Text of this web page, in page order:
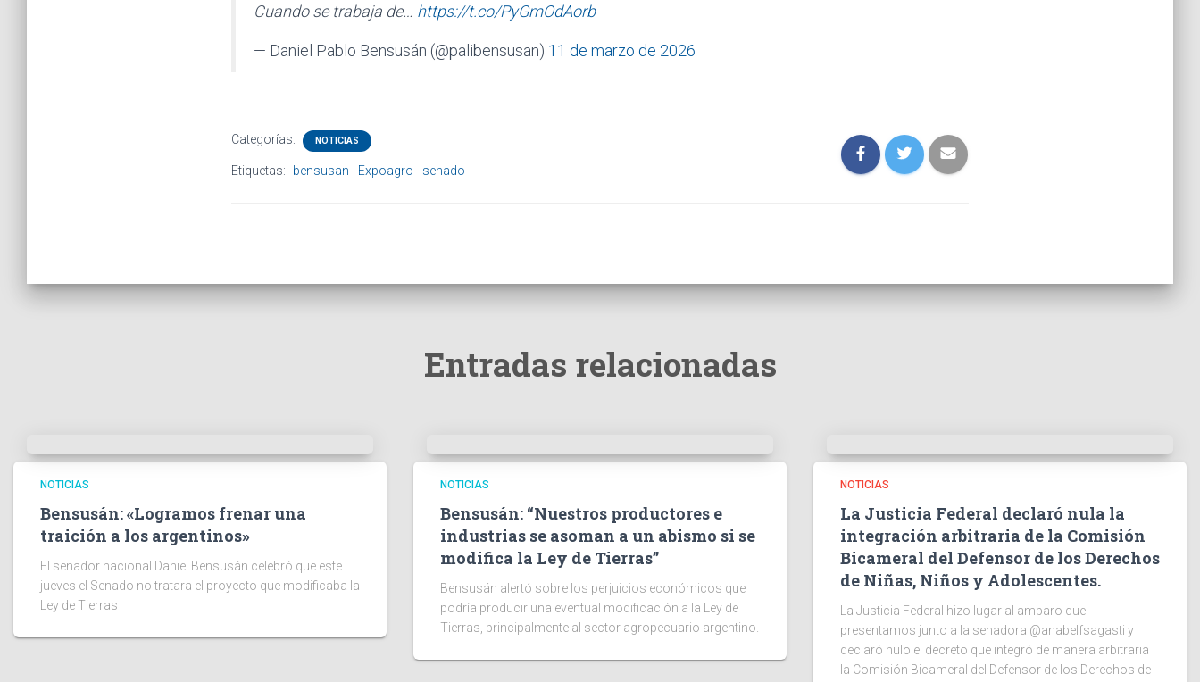
Cuando se trabaja de… https://t.co/PyGmOdAorb
— Daniel Pablo Bensusán (@palibensusan) 11 de marzo de 2026
Categorías: NOTICIAS
Etiquetas: bensusan Expoagro senado
Entradas relacionadas
NOTICIAS
Bensusán: «Logramos frenar una
traición a los argentinos»
El senador nacional Daniel Bensusán celebró que este
jueves el Senado no tratara el proyecto que modificaba la
Ley de Tierras
NOTICIAS
Bensusán: “Nuestros productores e
industrias se asoman a un abismo si se
modifica la Ley de Tierras”
Bensusán alertó sobre los perjuicios económicos que
podría producir una eventual modificación a la Ley de
Tierras, principalmente al sector agropecuario argentino.
NOTICIAS
La Justicia Federal declaró nula la
integración arbitraria de la Comisión
Bicameral del Defensor de los Derechos
de Niñas, Niños y Adolescentes.
La Justicia Federal hizo lugar al amparo que
presentamos junto a la senadora @anabelfsagasti y
declaró nulo el decreto que integró de manera arbitraria
la Comisión Bicameral del Defensor de los Derechos de